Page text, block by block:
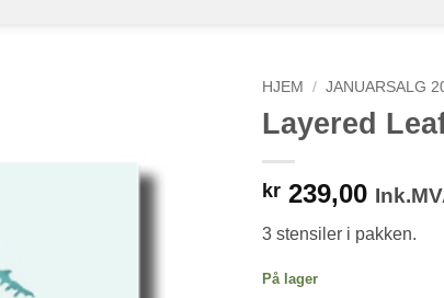
HJEM / JANUARSALG
Layered
kr 239,00
3 stensiler i pakken.
På lager